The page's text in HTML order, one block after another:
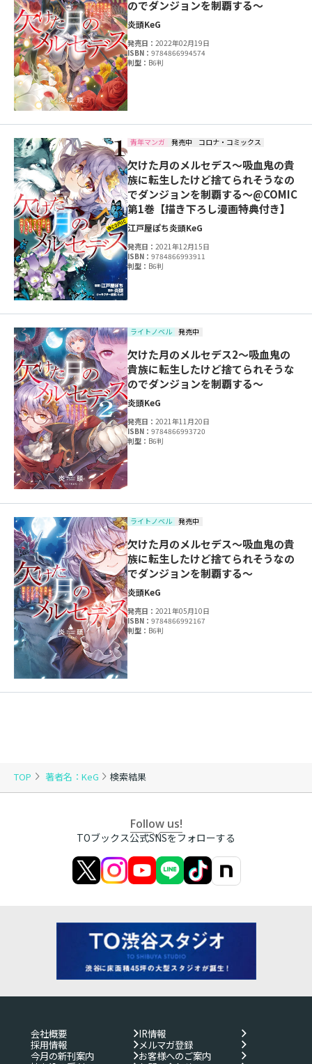
TOP 著者名：KeG 検索結果
のでダンジョンを制覇する～
炎頭KeG
発売日：2022年02月19日
ISBN：9784866994574
判型： B6判
青年マンガ 発売中 コロナ・コミックス
欠けた月のメルセデス～吸血鬼の貴
族に転生したけど捨てられそうなの
でダンジョンを制覇する～@COMIC
第1巻【描き下ろし漫画特典付き】
江戸屋ぽち炎頭KeG
発売日：2021年12月15日
ISBN：9784866993911
判型： B6判
ライトノベル 発売中
欠けた月のメルセデス2～吸血鬼の
貴族に転生したけど捨てられそうな
のでダンジョンを制覇する～
炎頭KeG
発売日：2021年11月20日
ISBN：9784866993720
判型： B6判
ライトノベル 発売中
欠けた月のメルセデス～吸血鬼の貴
族に転生したけど捨てられそうなの
でダンジョンを制覇する～
炎頭KeG
発売日：2021年05月10日
ISBN：9784866992167
判型： B6判
Follow us!
TOブックス公式SNSをフォローする
会社概要
IR情報
採用情報
メルマガ登録
今月の新刊案内
お客様へのご案内